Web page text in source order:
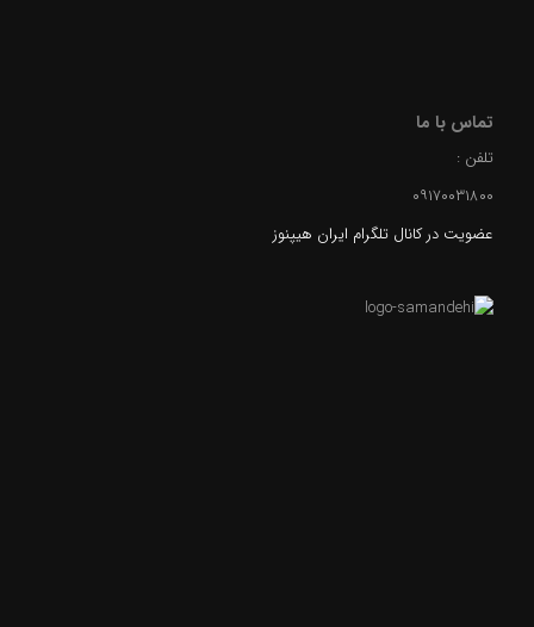
تماس با ما
تلفن :
۰۹۱۷۰۰۳۱۸۰۰
عضویت در کانال تلگرام ایران هیپنوز